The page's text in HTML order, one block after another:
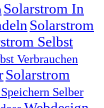
Solarstrom In
Solarstrom
Selbst
Verbrauchen
Solarstrom
Selber